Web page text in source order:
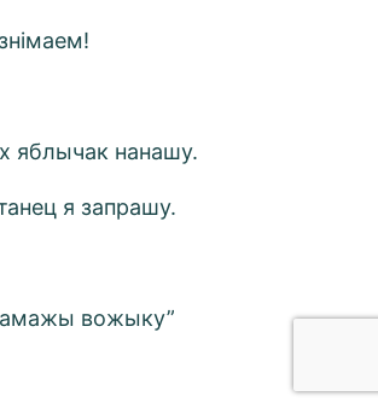
яблычак нанашу.
я запрашу.
вожыку”